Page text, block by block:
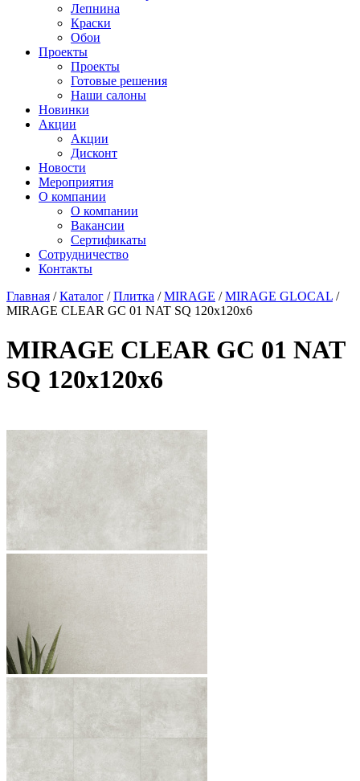
Лепнина
Краски
Обои
Проекты
Проекты
Готовые решения
Наши салоны
Новинки
Акции
Акции
Дисконт
Новости
Мероприятия
О компании
О компании
Вакансии
Сертификаты
Сотрудничество
Контакты
Главная /Каталог /Плитка /MIRAGE /MIRAGE GLOCAL /
MIRAGE CLEAR GC 01 NAT SQ 120х120х6
MIRAGE CLEAR GC 01 NAT
SQ 120х120х6